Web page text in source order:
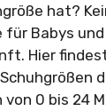
hat?
für Babys
Hier
0 bis 24